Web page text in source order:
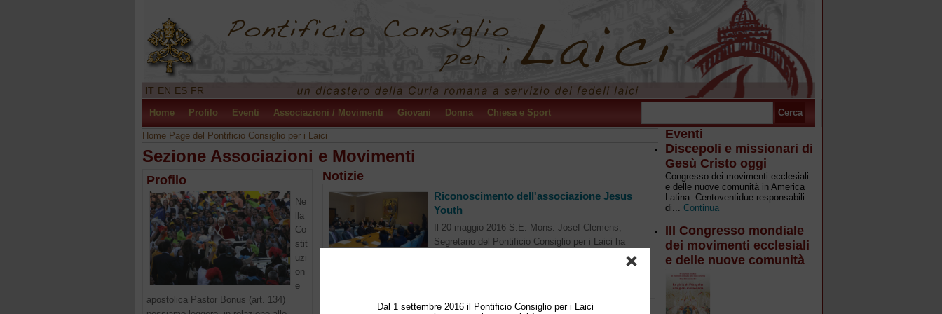
IT EN ES FR
Home Profilo Eventi Associazioni / Movimenti Giovani Donna Chiesa e Sport
Home Page del Pontificio Consiglio per i Laici
Sezione Associazioni e Movimenti
Profilo
Ne
lla
Co
stit
uzi
on
e
apostolica Pastor Bonus (art. 134)
Notizie
Riconoscimento dell'associazione Jesus
Youth
Il 20 maggio 2016 S.E. Mons. Josef Clemens,
Segretario del Pontificio Consiglio per i Laici ha
consegnato il Decreto di Riconoscimento come associazione internazionale di
fedeli ai responsabili di Jesus Youth. Lo stesso decreto approva gli statuti.
Eventi
Discepoli e missionari di
Gesù Cristo oggi
Congresso dei movimenti ecclesiali
e delle nuove comunità in America
Latina. Centoventidue responsabili
di... Continua
III Congresso mondiale
dei movimenti ecclesiali
e delle nuove comunità
Dal 1 settembre 2016 il Pontificio Consiglio per i Laici